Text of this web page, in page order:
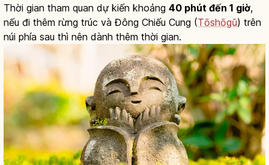
Thời gian tham quan dự kiến khoảng 40 phút đến 1 giờ,
nếu đi thêm rừng trúc và Đông Chiếu Cung (Tōshōgū) trên
núi phía sau thì nên dành thêm thời gian.